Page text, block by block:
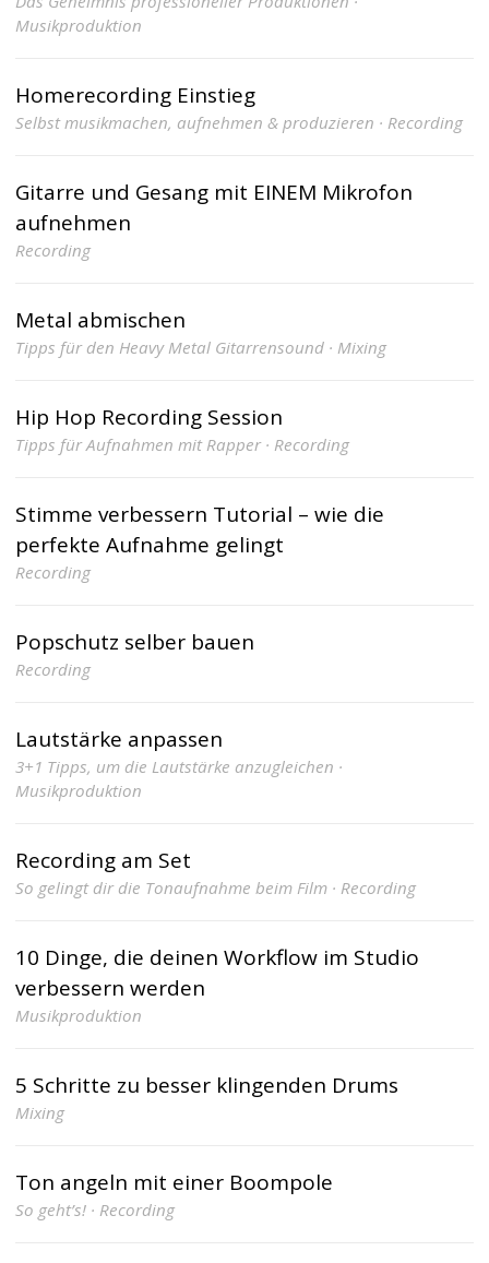
Musikproduktion
Homerecording Einstieg
Selbst musikmachen, aufnehmen & produzieren · Recording
Gitarre und Gesang mit EINEM Mikrofon
aufnehmen
Recording
Metal abmischen
Tipps für den Heavy Metal Gitarrensound · Mixing
Hip Hop Recording Session
Tipps für Aufnahmen mit Rapper · Recording
Stimme verbessern Tutorial – wie die
perfekte Aufnahme gelingt
Recording
Popschutz selber bauen
Recording
Lautstärke anpassen
3+1 Tipps, um die Lautstärke anzugleichen ·
Musikproduktion
Recording am Set
So gelingt dir die Tonaufnahme beim Film · Recording
10 Dinge, die deinen Workflow im Studio
verbessern werden
Musikproduktion
5 Schritte zu besser klingenden Drums
Mixing
Ton angeln mit einer Boompole
So geht’s! · Recording